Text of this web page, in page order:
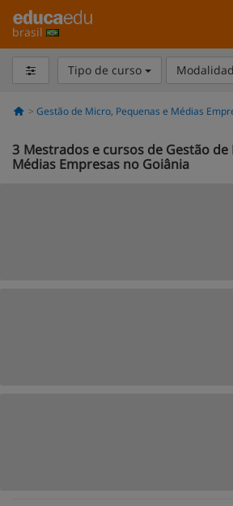
brasil
Tipo de curso
Gestão de Micro, Pequenas e Médias
3 Mestrados e cursos de Gestão de
Médias Empresas no Goiânia